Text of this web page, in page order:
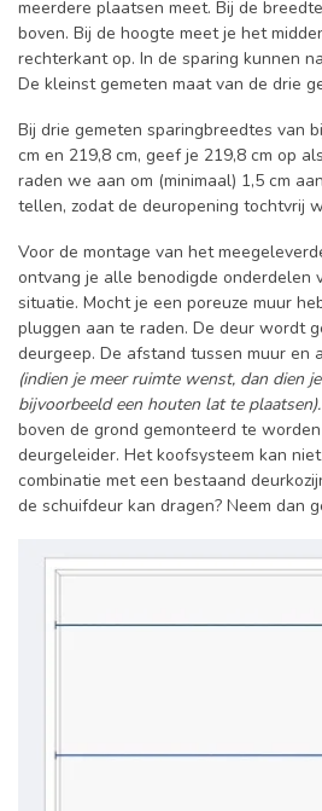
meerdere plaatsen meet. Bij de
boven. Bij de hoogte meet je het
rechterkant op. In de sparing kunnen
De kleinst gemeten maat van de drie
Bij drie gemeten sparingbreedtes van
cm en 219,8 cm, geef je 219,8 cm op
raden we aan om (minimaal) 1,5 cm
tellen, zodat de deuropening tochtvrij
Voor de montage van het
ontvang je alle benodigde onderdelen
situatie. Mocht je een poreuze muur
pluggen aan te raden. De deur wordt
deurgeep. De afstand tussen muur en
(indien je meer ruimte wenst, dan dien
bijvoorbeeld een houten lat te plaatsen).
boven de grond gemonteerd te
deurgeleider. Het koofsysteem kan
combinatie met een bestaand
de schuifdeur kan dragen? Neem dan